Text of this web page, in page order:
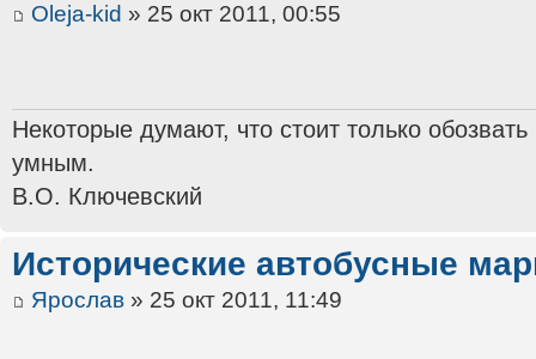
Oleja-kid » 25 окт 2011, 00:55
Некоторые думают, что стоит только
умным.
В.О. Ключевский
Исторические автобусные
Ярослав » 25 окт 2011, 11:49